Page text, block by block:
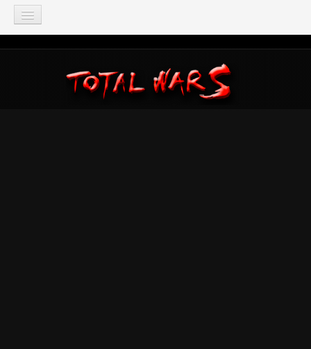
TOTAL WAR
Total War: Three Kingdoms
Total War: Warhammer